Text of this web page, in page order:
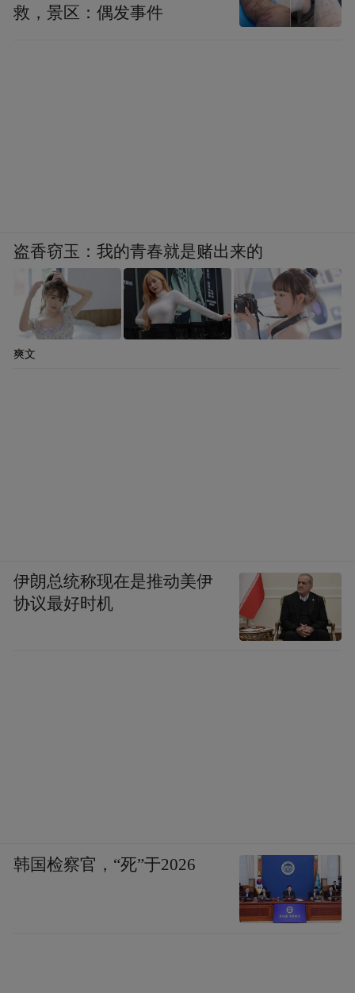
救，景区：偶发事件
盗香窃玉：我的青春就是赌出来的
爽文
伊朗总统称现在是推动美伊
协议最好时机
韩国检察官，“死”于2026